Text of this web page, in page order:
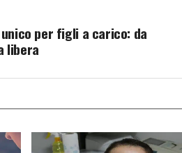
per figli a carico: da
libera